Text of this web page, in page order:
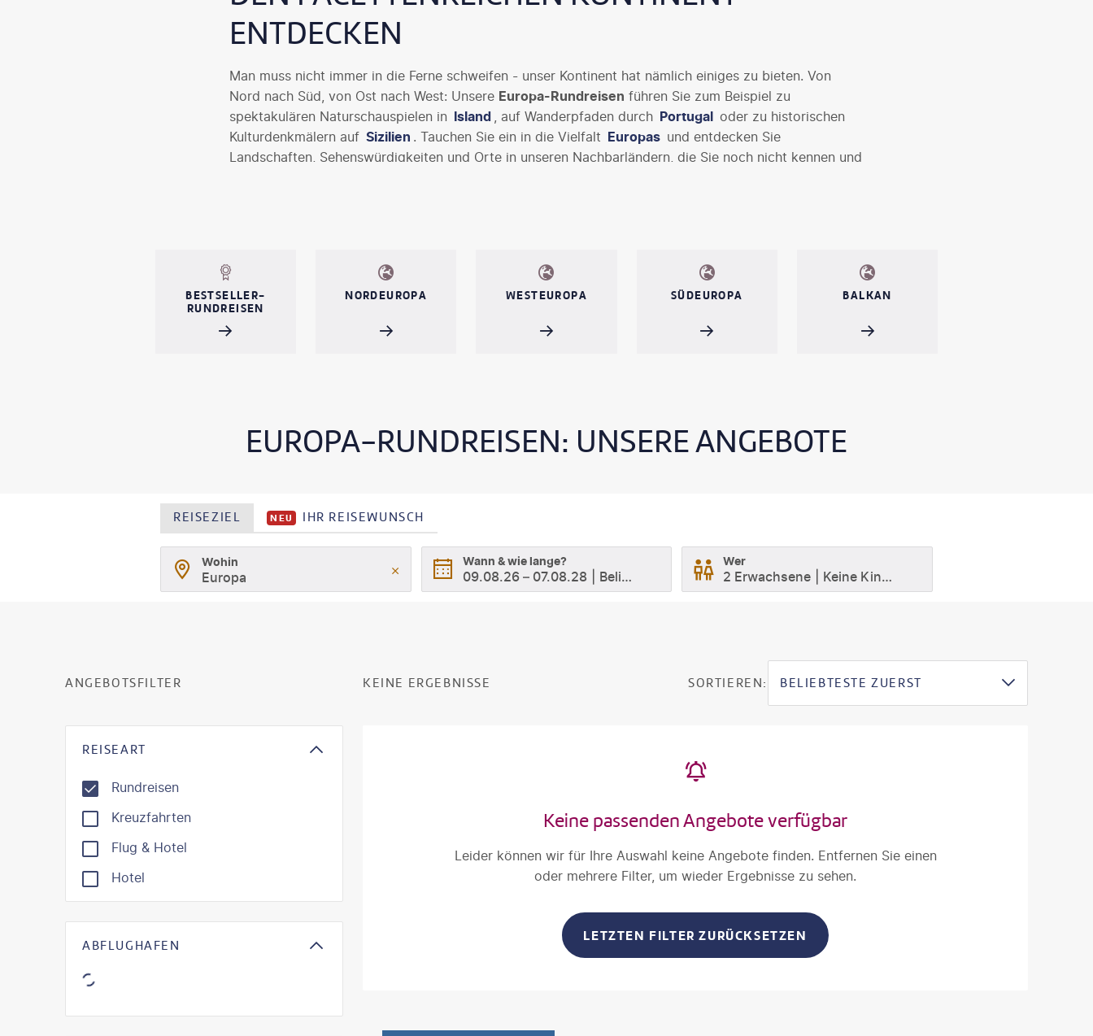
ENTDECKEN
Man muss nicht immer in die Ferne schweifen - unser Kontinent hat nämlich einiges zu bieten. Von
Nord nach Süd, von Ost nach West: Unsere Europa-Rundreisen führen Sie zum Beispiel zu
spektakulären Naturschauspielen in Island , auf Wanderpfaden durch Portugal oder zu historischen
Kulturdenkmälern auf Sizilien . Tauchen Sie ein in die Vielfalt Europas und entdecken Sie
Landschaften, Sehenswürdigkeiten und Orte in unseren Nachbarländern, die Sie noch nicht kennen und
BESTSELLER-
RUNDREISEN
NORDEUROPA WESTEUROPA SÜDEUROPA BALKAN
EUROPA-RUNDREISEN: UNSERE ANGEBOTE
REISEZIEL NEU IHR REISEWUNSCH
Wohin
Europa
Wann & wie lange?
09.08.26– 07.08.28 Beliebig
Wer
2 Erwachsene Keine Kinder
ANGEBOTSFILTER
REISEART
Rundreisen
Kreuzfahrten
Flug & Hotel
Hotel
ABFLUGHAFEN
KEINE ERGEBNISSE SORTIEREN: BELIEBTESTE ZUERST
Keine passenden Angebote verfügbar
Leider können wir für Ihre Auswahl keine Angebote finden. Entfernen Sie einen
oder mehrere Filter, um wieder Ergebnisse zu sehen.
LETZTEN FILTER ZURÜCKSETZEN